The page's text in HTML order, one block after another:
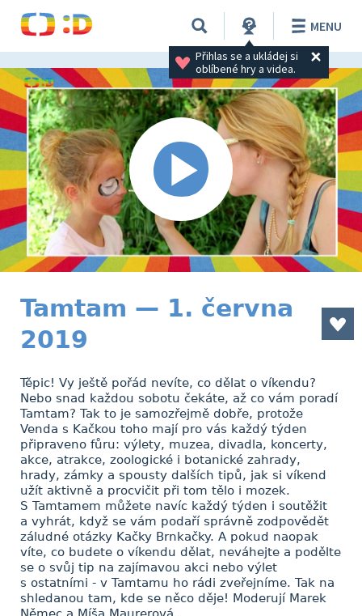
Přihlas se a ukládej si
oblíbené hry a videa.
MENU
Tamtam — 1. června
2019
Těpic! Vy ještě pořád nevíte, co dělat o víkendu?
Nebo snad každou sobotu čekáte, až co vám poradí
Tamtam? Tak to je samozřejmě dobře, protože
Venda s Kačkou toho mají pro vás každý týden
připraveno fůru: výlety, muzea, divadla, koncerty,
akce, atrakce, zoologické i botanické zahrady,
hrady, zámky a spousty dalších tipů, jak si víkend
užít aktivně a procvičit při tom tělo i mozek.
S Tamtamem můžete navíc každý týden i soutěžit
a vyhrát, když se vám podaří správně zodpovědět
záludné otázky Kačky Brnkačky. A pokud naopak
víte, co budete o víkendu dělat, neváhejte a podělte
se o svůj tip na zajímavou akci nebo výlet
s ostatními - v Tamtamu ho rádi zveřejníme. Tak na
shledanou tam, kde se něco děje! Moderují Marek